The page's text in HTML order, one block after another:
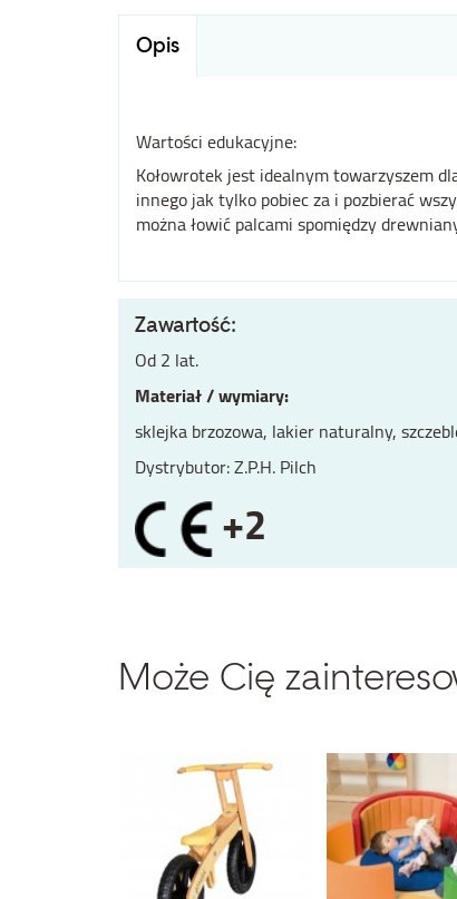
Opis
Wartości edukacyjne:
Kołowrotek jest idealnym towarzyszem
innego jak tylko pobiec za i pozbierać
można łowić palcami spomiędzy
Zawartość:
Od 2 lat.
Materiał / wymiary:
sklejka brzozowa, lakier naturalny,
Dystrybutor: Z.P.H. Pilch
+2
Może Cię